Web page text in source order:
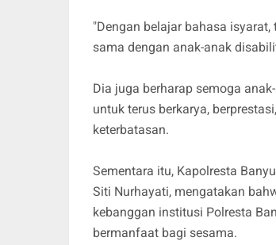
"Dengan belajar bahasa
sama dengan anak-anak
Dia juga berharap semoga
untuk terus berkarya,
keterbatasan.
Sementara itu, Kapolresta
Siti Nurhayati, mengatakan
kebanggan institusi Polresta
bermanfaat bagi sesama.